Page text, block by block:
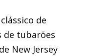
de
de tubarões
New Jersey